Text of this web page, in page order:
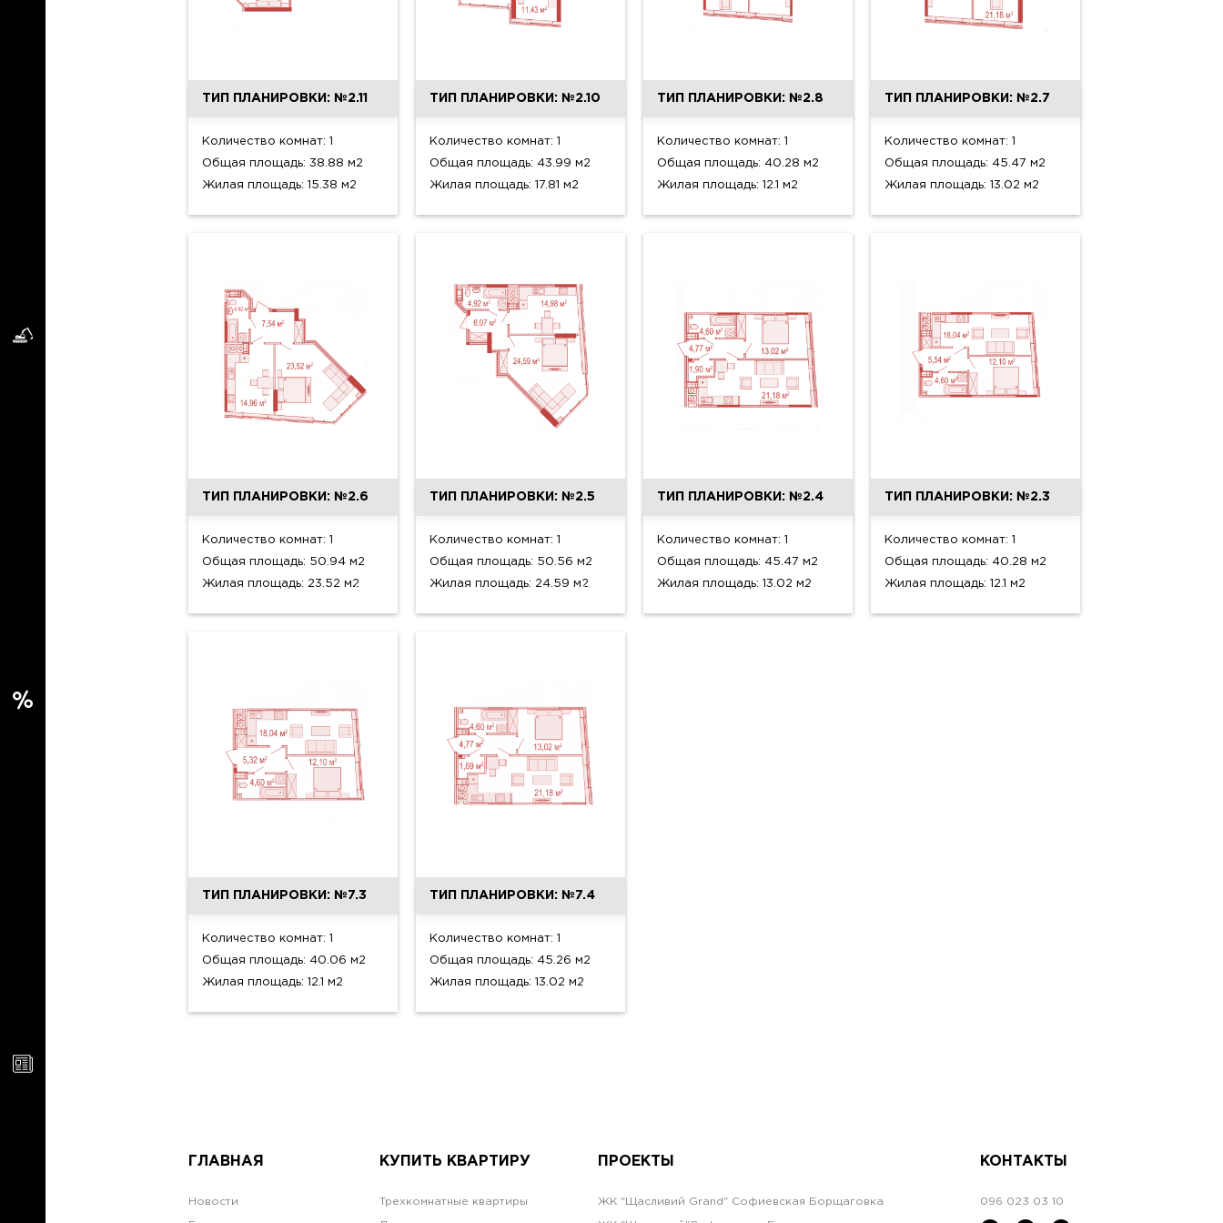
ТИП ПЛАНИРОВКИ: №2.11
Количество комнат: 1
Общая площадь: 38.88 м2
Жилая площадь: 15.38 м2
ТИП ПЛАНИРОВКИ: №2.10
Количество комнат: 1
Общая площадь: 43.99 м2
Жилая площадь: 17.81 м2
ТИП ПЛАНИРОВКИ: №2.8
Количество комнат: 1
Общая площадь: 40.28 м2
Жилая площадь: 12.1 м2
ТИП ПЛАНИРОВКИ: №2.7
Количество комнат: 1
Общая площадь: 45.47 м2
Жилая площадь: 13.02 м2
ТИП ПЛАНИРОВКИ: №2.6
Количество комнат: 1
Общая площадь: 50.94 м2
Жилая площадь: 23.52 м2
ТИП ПЛАНИРОВКИ: №2.5
Количество комнат: 1
Общая площадь: 50.56 м2
Жилая площадь: 24.59 м2
ТИП ПЛАНИРОВКИ: №2.4
Количество комнат: 1
Общая площадь: 45.47 м2
Жилая площадь: 13.02 м2
ТИП ПЛАНИРОВКИ: №2.3
Количество комнат: 1
Общая площадь: 40.28 м2
Жилая площадь: 12.1 м2
ТИП ПЛАНИРОВКИ: №7.3
Количество комнат: 1
Общая площадь: 40.06 м2
Жилая площадь: 12.1 м2
ТИП ПЛАНИРОВКИ: №7.4
Количество комнат: 1
Общая площадь: 45.26 м2
Жилая площадь: 13.02 м2
ГЛАВНАЯ
Новости
КУПИТЬ КВАРТИРУ
Трехкомнатные квартиры
ПРОЕКТЫ
ЖК "Щасливий Grand" Софиевская Борщаговка
КОНТАКТЫ
096 023 03 10